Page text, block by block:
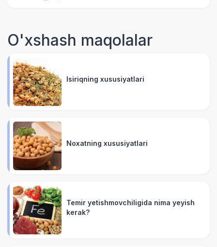
O'xshash maqolalar
Isiriqning xususiyatlari
Noxatning xususiyatlari
Temir yetishmovchiligida nima yeyish
kerak?